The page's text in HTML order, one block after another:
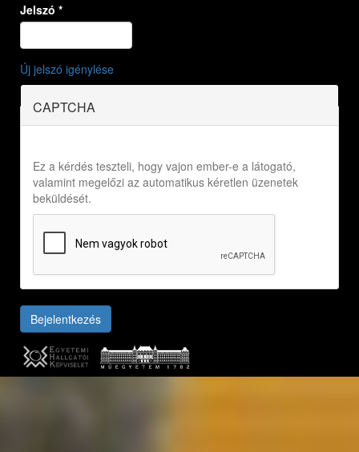
Jelszó *
Új jelszó igénylése
CAPTCHA
Ez a kérdés teszteli, hogy vajon ember-e a látogató,
valamint megelőzi az automatikus kéretlen üzenetek
beküldését.
Bejelentkezés